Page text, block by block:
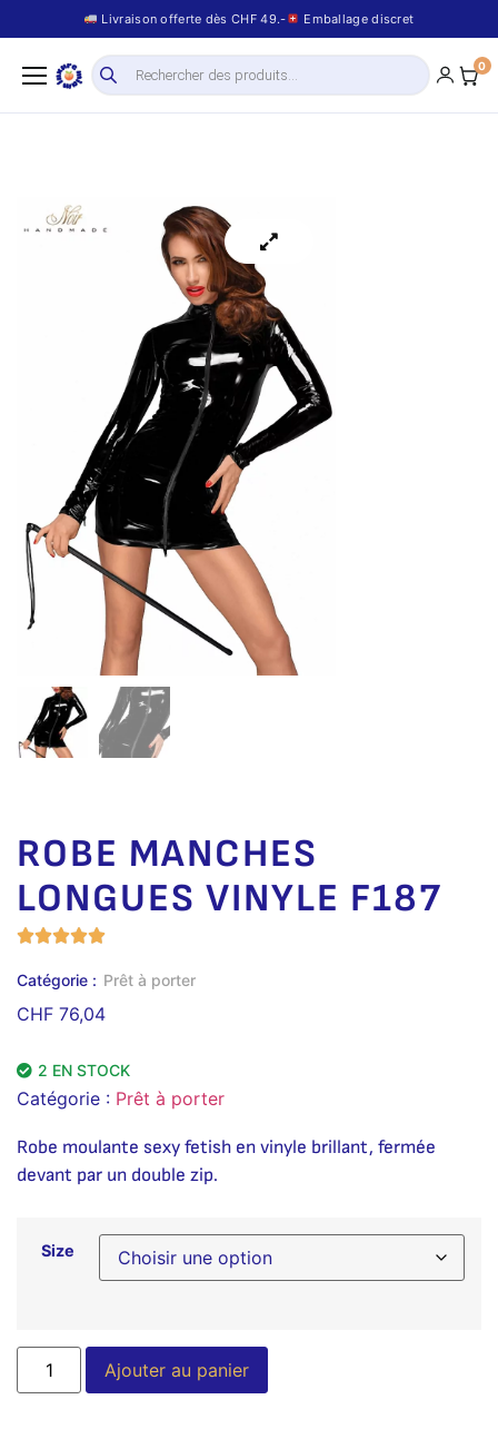
Livraison offerte dès CHF 49.- Emballage discret
0
ROBE MANCHES
LONGUES VINYLE F187
Catégorie : Prêt à porter
CHF 76,04
2 EN STOCK
Catégorie : Prêt à porter
Robe moulante sexy fetish en vinyle brillant, fermée
devant par un double zip.
Size
Ajouter au panier